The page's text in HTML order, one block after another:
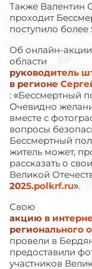
Также Валентин
проходит
поступило более
Об онлайн-
области
руководитель
в регионе
: «Бессмертный
Очевидно
вместе с
вопросы
Бессмертный
житель может,
рассказать о
Великой
2025.polkrf.ru».
Свою
акцию в
регионального
провели в
предоставили
участников